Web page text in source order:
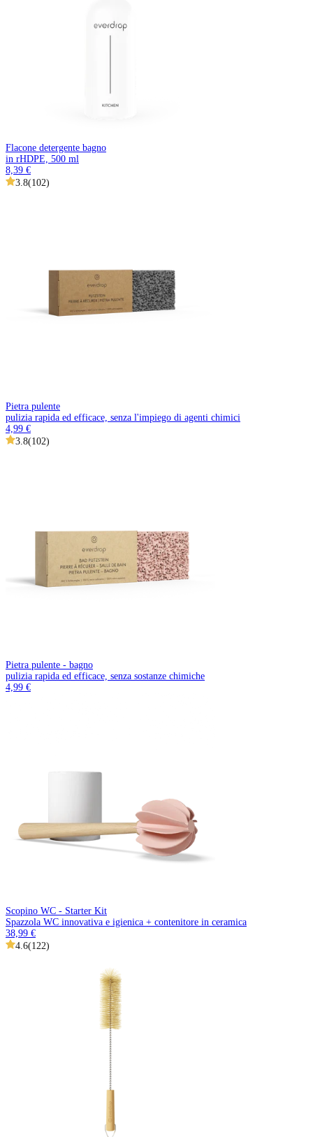
Flacone detergente bagno
in rHDPE, 500 ml
8,39 €
3.8(102)
Pietra pulente
pulizia rapida ed efficace, senza l'impiego di agenti chimici
4,99 €
3.8(102)
Pietra pulente - bagno
pulizia rapida ed efficace, senza sostanze chimiche
4,99 €
Scopino WC - Starter Kit
Spazzola WC innovativa e igienica + contenitore in ceramica
38,99 €
4.6(122)